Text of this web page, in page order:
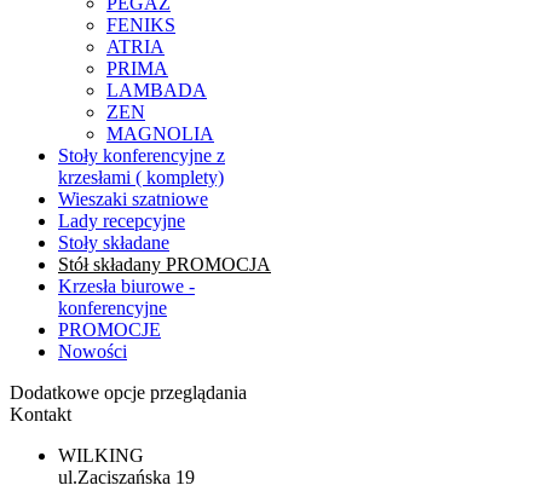
FENIKS
ATRIA
PRIMA
LAMBADA
ZEN
MAGNOLIA
Stoły konferencyjne z
krzesłami ( komplety)
Wieszaki szatniowe
Lady recepcyjne
Stoły składane
Stół składany PROMOCJA
Krzesła biurowe -
konferencyjne
PROMOCJE
Nowości
Dodatkowe opcje przeglądania
Kontakt
WILKING
ul.Zaciszańska 19